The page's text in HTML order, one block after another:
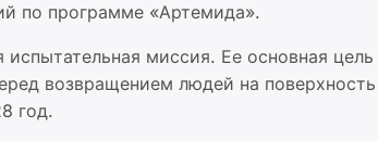
по программе «Артемида».
миссия. Ее основная
возвращением людей на
год.